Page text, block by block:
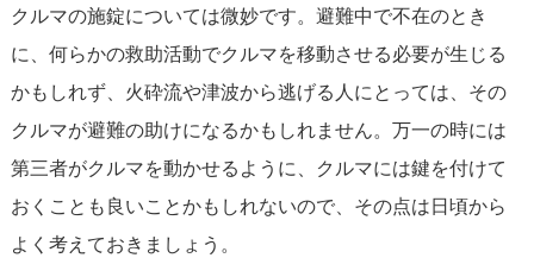
クルマの施錠については微妙です。避難中で不在のとき
に、何らかの救助活動でクルマを移動させる必要が生じる
かもしれず、火砕流や津波から逃げる人にとっては、その
クルマが避難の助けになるかもしれません。万一の時には
第三者がクルマを動かせるように、クルマには鍵を付けて
おくことも良いことかもしれないので、その点は日頃から
よく考えておきましょう。